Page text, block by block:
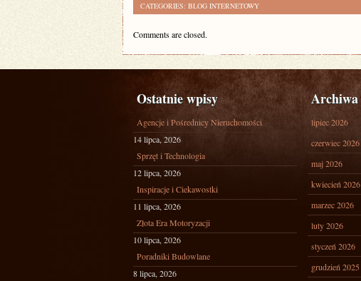
CATEGORIES: BLOG INTERNETOWY
Comments are closed.
Ostatnie wpisy
Agencje i Pośrednicy Nieruchomości
14 lipca, 2026
Sprzęt i Technologia
12 lipca, 2026
Inspiracje i Ciekawostki
11 lipca, 2026
Złota Era Motoryzacji
10 lipca, 2026
Poradniki Budowlane
8 lipca, 2026
Archiwa
lipiec 2026
czerwiec 2026
maj 2026
kwiecień 2026
marzec 2026
luty 2026
styczeń 2026
grudzień 2025